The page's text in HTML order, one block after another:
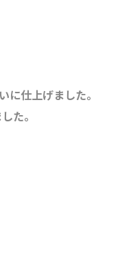
に仕上げました。
た。